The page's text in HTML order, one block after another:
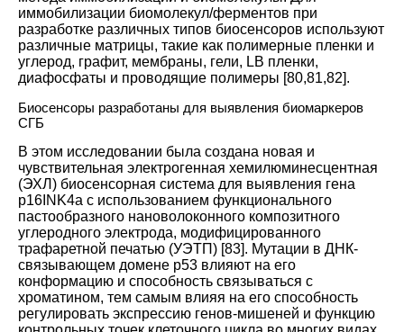
иммобилизации биомолекул/ферментов при
разработке различных типов биосенсоров используют
различные матрицы, такие как полимерные пленки и
углерод, графит, мембраны, гели, LB пленки,
диафосфаты и проводящие полимеры [80,81,82].
Биосенсоры разработаны для выявления биомаркеров
СГБ
В этом исследовании была создана новая и
чувствительная электрогенная хемилюминесцентная
(ЭХЛ) биосенсорная система для выявления гена
p16INK4a с использованием функционального
пастообразного нановолоконного композитного
углеродного электрода, модифицированного
трафаретной печатью (УЭТП) [83]. Мутации в ДНК-
связывающем домене р53 влияют на его
конформацию и способность связываться с
хроматином, тем самым влияя на его способность
регулировать экспрессию генов-мишеней и функцию